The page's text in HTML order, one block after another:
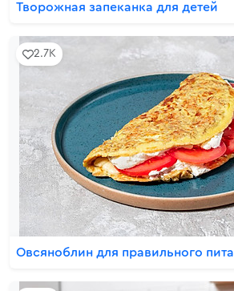
Творожная запеканка для детей
2.7K
Овсяноблин для правильного